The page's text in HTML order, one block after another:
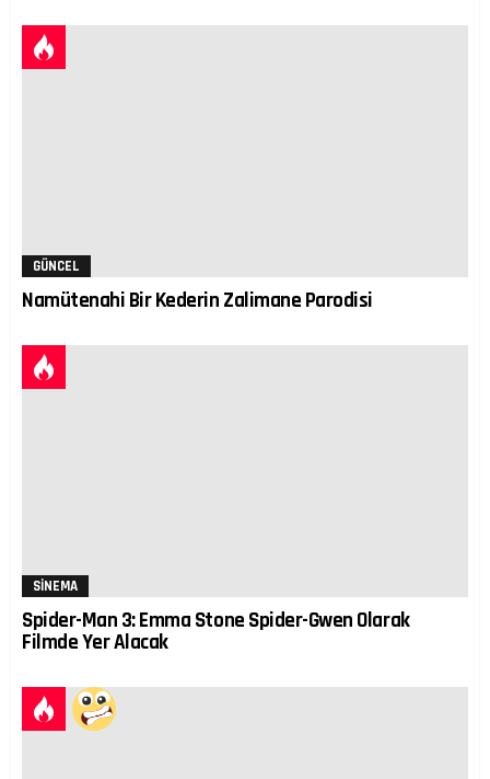
GÜNCEL
Namütenahi Bir Kederin Zalimane Parodisi
SINEMA
Spider-Man 3: Emma Stone Spider-Gwen Olarak
Filmde Yer Alacak